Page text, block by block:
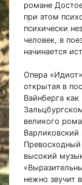
романе
при этом
психически
человек, в
начинается
Опера
открытая в
Вайнберга
великого
Превосходный
высокий
нежно звучит